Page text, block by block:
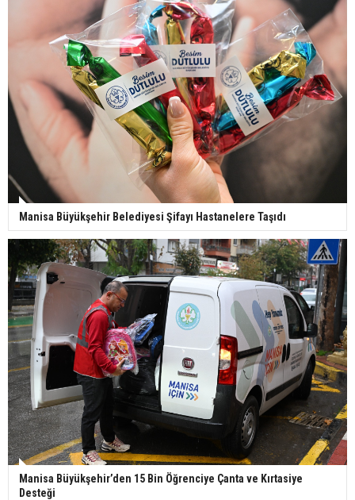
Manisa Büyükşehir Belediyesi Şifayı Hastanelere Taşıdı
Manisa Büyükşehir’den 15 Bin Öğrenciye Çanta ve Kırtasiye
Desteği